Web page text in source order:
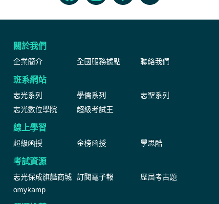
關於我們
企業簡介 全國服務據點 聯絡我們
班系網站
志光系列 學儒系列
志聖系列
志光數位學院
超級考試王
線上學習
超級函授 金榜函授 學思酷
考試資源
志光保成旗艦商城 訂閱電子報
歷屆考古題
omykamp